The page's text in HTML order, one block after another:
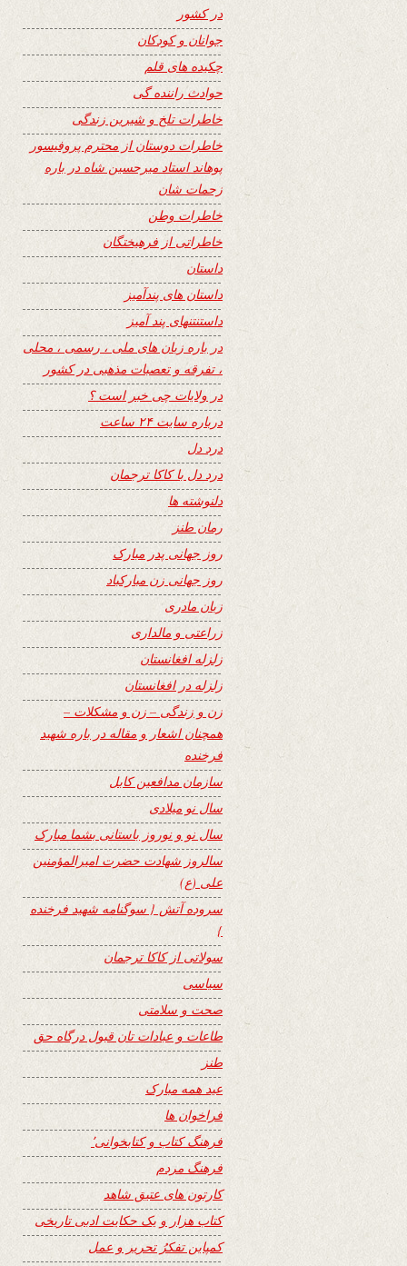
در کشور
جوانان و کودکان
چکیده های قلم
حوادث راننده گی
خاطرات تلخ و شیرین زندگی
خاطرات دوستان از محترم پروفیسور
پوهاند استاد میرحسین شاه در باره
زحمات شان
خاطرات وطن
خاطراتی از فرهیختگان
داستان
داستان های پندآمیز
داستنتنهای پند آمیز
در باره زبان های ملی ، رسمی ، محلی
، تفرقه و تعصبات مذهبی در کشور
در ولایات چی خبر است ؟
درباره سایت ۲۴ ساعت
درد دل
درد دل با کاکا ترجمان
دلنوشته ها
رمان طنز
روز جهانی پدر مبارک
روز جهانی زن مبارکباد
زبان مادری
زراعتی و مالداری
زلزله افغانستان
زلزله در افغانستان
زن و زندگی – زن و مشکلات –
همچنان اشعار و مقاله در باره شهید
فرخنده
سازمان مدافعین کابل
سال نو میلادی
سال نو و نوروز باستانی بشما مبارک
سالروز شهادت حضرت امیرالمؤمنین
علی (ع)
سروده آتش { سوگنامه شهید فرخنده
}
سولاتی از کاکا ترجمان
سیاسی
صحت و سلامتی
طاعات و عبادات تان قبول درگاه حق
طنز
عید همه مبارک
فراخوان ها
فرهنگ کتاب و کتابخوانی٬
فرهنگ مردم
کارتون های عتیق شاهد
کتاب هزار و یک حکایت ادبی تاریخی
کمپاین تفکرُ تحریر و عمل